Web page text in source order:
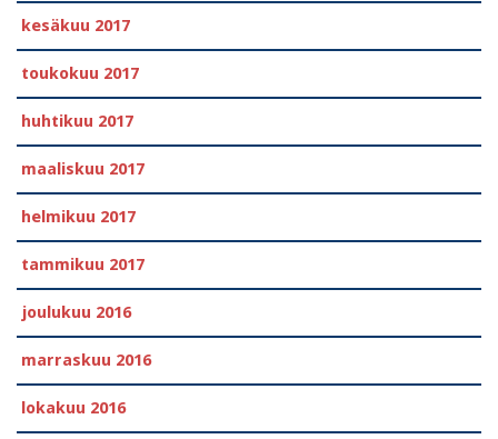
kesäkuu 2017
toukokuu 2017
huhtikuu 2017
maaliskuu 2017
helmikuu 2017
tammikuu 2017
joulukuu 2016
marraskuu 2016
lokakuu 2016